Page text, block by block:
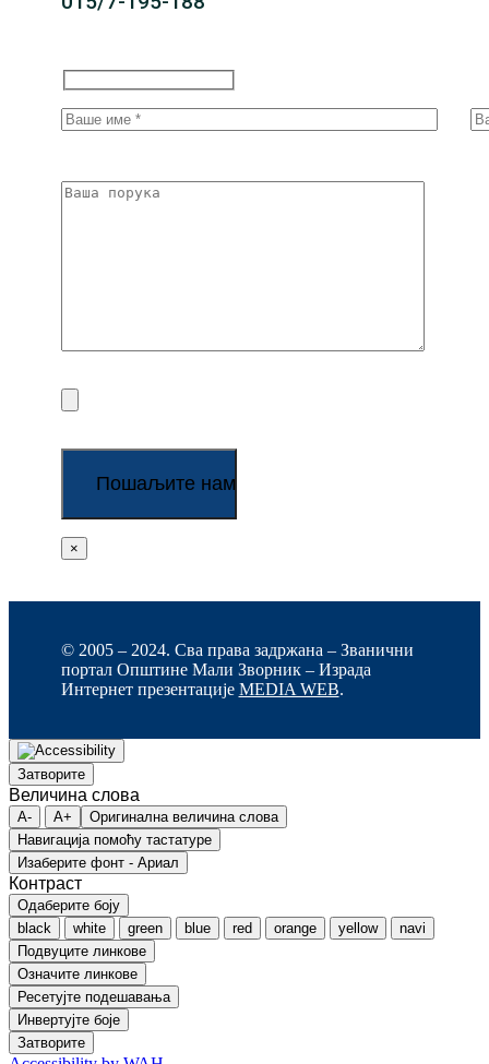
×
© 2005 – 2024. Сва права задржана – Званични
портал Општине Мали Зворник – Израда
Интернет презентације MEDIA WEB.
Затворите
Величина слова
A- A+
Оригинална величина слова
Навигација помоћу тастатуре
Изаберите фонт - Ариал
Контраст
Одаберите боју
black
white green blue red orange yellow
navi
Подвуците линкове
Означите линкове
Ресетујте подешавања
Инвертујте боје
Затворите